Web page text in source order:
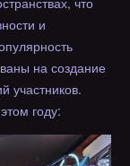
и
на создание
участников.
году: